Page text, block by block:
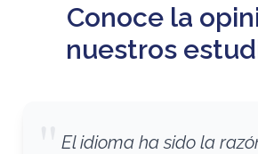
Conoce la
nuestros
El idioma ha sido la